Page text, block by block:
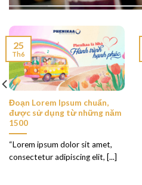
Đoạn Lorem Ipsum chuẩn,
được sử dụng từ những năm
1500
“Lorem ipsum dolor sit amet,
consectetur adipiscing elit, [...]
25
Th6